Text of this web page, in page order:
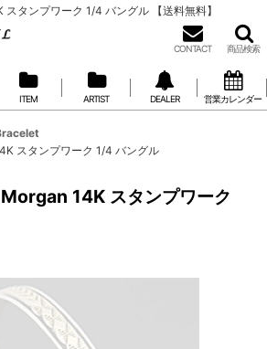
タンプワーク 1/4 バングル 【送料無料】
CONTACT 商品検索
ITEM ARTIST DEALER 営業カレンダー
スタンプワーク 1/4 バングル
14K スタンプワーク